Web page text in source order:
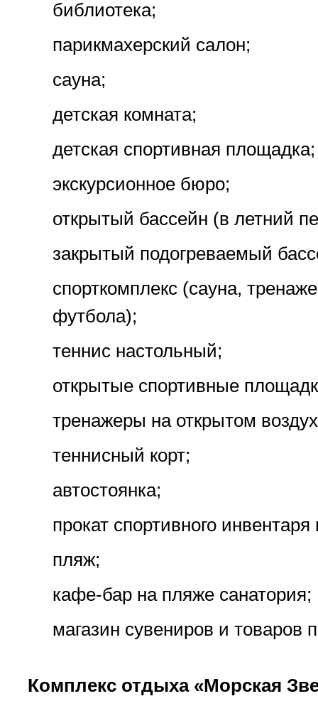
библиотека;
парикмахерский салон;
сауна;
детская комната;
детская спортивная площадка;
экскурсионное бюро;
открытый бассейн (в летний
закрытый подогреваемый
спорткомплекс (сауна,
футбола);
теннис настольный;
открытые спортивные
тренажеры на открытом
теннисный корт;
автостоянка;
прокат спортивного
пляж;
кафе-бар на пляже санатория;
магазин сувениров и товаров
Комплекс отдыха «Морская